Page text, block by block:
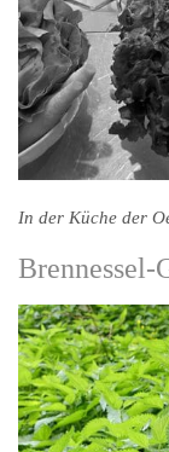
In der Küche der